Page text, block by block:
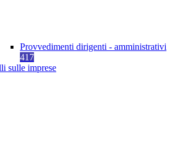
Provvedimenti dirigenti - amministrativi
417
sulle imprese